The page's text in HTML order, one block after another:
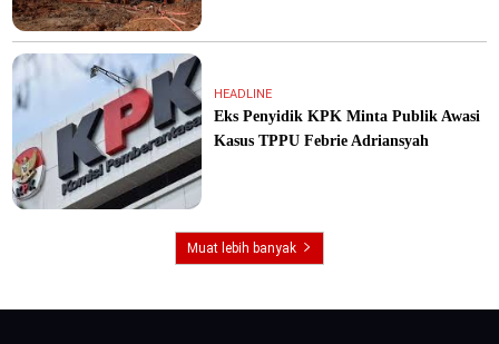
HEADLINE
Eks Penyidik KPK Minta Publik Awasi
Kasus TPPU Febrie Adriansyah
Muat lebih banyak